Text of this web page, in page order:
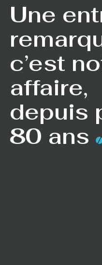
Une
c’est
affaire,
depuis
80 ans